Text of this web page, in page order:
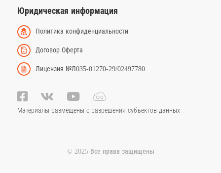
Юридическая информация
Политика конфиденциальности
Договор Оферта
Лицензия №Л035-01270-29/02497780
Материалы размещены с разрешения субъектов данных
© 2025 Все права защищены